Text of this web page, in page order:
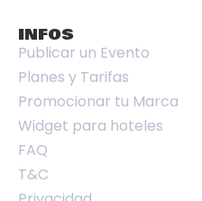
INFOS
Publicar un Evento
Planes y Tarifas
Promocionar tu Marca
Widget para hoteles
FAQ
T&C